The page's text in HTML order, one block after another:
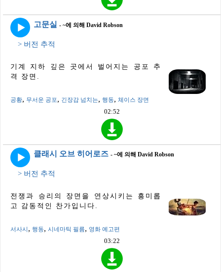
고문실 - ~에 의해 David Robson
> 버전 추적
기계 지하 깊은 곳에서 벌어지는 공포 추
격 장면.
공황, 무서운 공포, 긴장감 넘치는, 행동, 체이스 장면
02:52
클래시 오브 히어로즈 - ~에 의해 David Robson
> 버전 추적
전쟁과 승리의 장면을 연상시키는 흥미롭
고 감동적인 찬가입니다.
서사시 , 행동, 시네마틱 필름, 영화 예고편
03:22